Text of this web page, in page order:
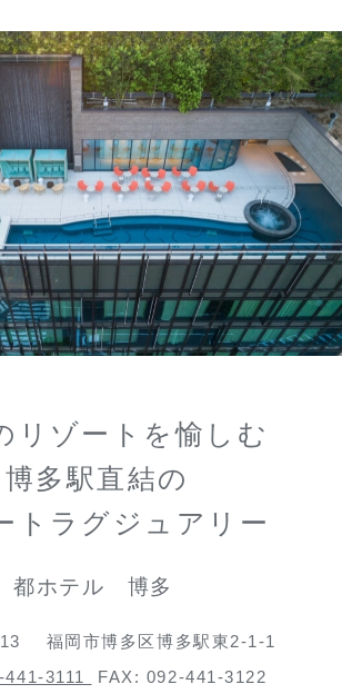
リゾートを愉しむ
博多駅直結の
トラグジュアリー
都ホテル 博多
福岡市博多区博多駅東2-1-1
441-3111 FAX: 092-441-3122